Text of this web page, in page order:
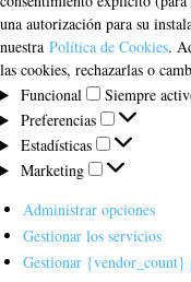
una autorización para su
nuestra Política de Cookies.
las cookies, rechazarlas o
Funcional
Funcional
Siempre
Preferencias
Preferencias
Estadísticas
Estadísticas
Marketing
Marketing
Administrar opciones
Gestionar los servicios
Gestionar {vendor_count}